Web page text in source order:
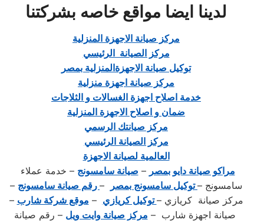
لدينا ايضا مواقع خاصه بشركتنا
مركز صيانة الاجهزة المنزلية
مركز الصيانة الرئيسي
توكيل صيانة الاجهزةالمنزلية بمصر
مركز صيانة اجهزة منزلية
خدمة اصلاح اجهزة الغسالات و الثلاجات
ضمان و اصلاح الاجهزة المنزلية
مركز صيانتك الرسمي
مركز الصيانة الرئيسي
العالمية لصيانة الاجهزة
مراكو صيانة دايو بمصر – صيانة سامسونج – خدمة عملاء
سامسونج –توكيل سامسونج بمصر – رقم صيانة سامسونج –
مركز صيانة كريازي –توكيل كريازي – موقع شركة شارب –
صيانة اجهزة شارب – مركز صيانة وايت ويل – رقم صيانة